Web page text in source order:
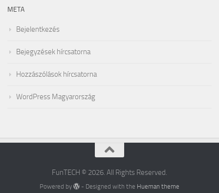
META
Bejelentkezés
Bejegyzések hírcsatorna
Hozzászólások hírcsatorna
WordPress Magyarország
FunTECH © 2026. All Rights Reserved.
Powered by - Designed with the Hueman theme